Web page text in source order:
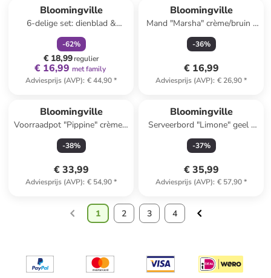
Bloomingville
6-delige set: dienblad &
decoratie "Sanga"
goudkleurig-
(B)22x(H)21x(D)22cm
-62%
€ 18,99regulier
€ 16,99 met family
Adviesprijs (AVP): € 44,90*
Bloomingville
Mand "Marsha" crème/bruin -
(B)21 x (H)18 x (D)12 cm
-36%
€ 16,99
Adviesprijs (AVP): € 26,90*
Bloomingville
Voorraadpot "Pippine" crème -
(B)16,5 x (H)19 x (D)9,5 cm
-38%
€ 33,99
Adviesprijs (AVP): € 54,90*
Bloomingville
Serveerbord "Limone" geel -
(B)36 x (H)21 x (D)5 cm
-37%
€ 35,99
Adviesprijs (AVP): € 57,90*
1 2 3 4